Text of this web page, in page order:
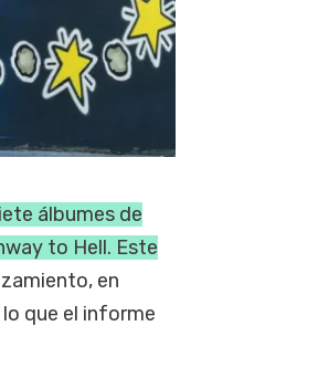
álbumes de
to Hell. Este
en
que el informe